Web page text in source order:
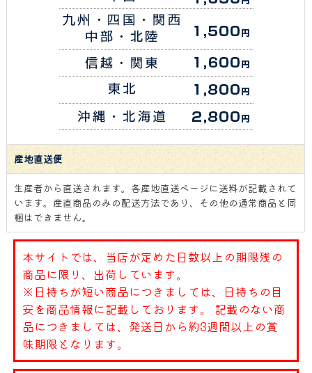
産地直送便
生産者から直送されます。各産地直送ページに送料が記載されて
います。産直商品のみの配送方法であり、その他の通常商品と同
梱はできません。
本サイトでは、当店が定めた日数以上の期限残の
商品に限り、出荷しています。
※日持ちが短い商品につきましては、日持ちの目
安を商品情報に記載しております。 記載のない商
品につきましては、発送日から約3週間以上の賞
味期限となります。